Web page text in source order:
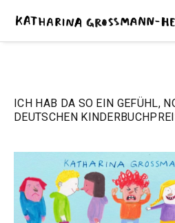
ICH HAB DA SO EIN GEFÜHL,
DEUTSCHEN